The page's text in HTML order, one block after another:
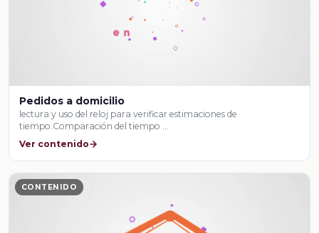
Pedidos a domicilio
lectura y uso del reloj para verificar estimaciones de
tiempo.Comparación del tiempo …
Ver contenido
CONTENIDO